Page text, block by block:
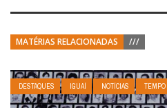
MATÉRIAS RELACIONADAS ///
DESTAQUES IGUAÍ NOTÍCIAS TEMPO